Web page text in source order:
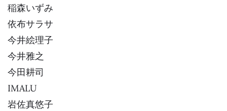
稲森いずみ
依布サラサ
今井絵理子
今井雅之
今田耕司
IMALU
岩佐真悠子